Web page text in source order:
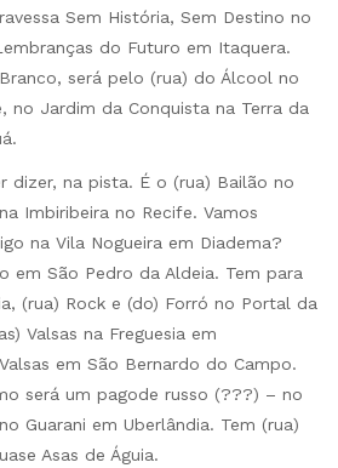
Sem História, Sem Destino no
do Futuro em Itaquera.
será pelo (rua) do Álcool no
no Jardim da Conquista na Terra da
dizer, na pista. É o (rua) Bailão no
Imbiribeira no Recife. Vamos
na Vila Nogueira em Diadema?
em São Pedro da Aldeia. Tem para
(rua) Rock e (do) Forró no Portal da
Valsas na Freguesia em
em São Bernardo do Campo.
será um pagode russo (???) – no
Guarani em Uberlândia. Tem (rua)
Asas de Águia.